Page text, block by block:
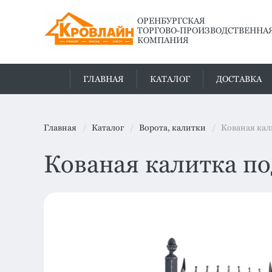
ОРЕНБУРГСКАЯ
ТОРГОВО-
КОМПАНИЯ
ГЛАВНАЯ КАТАЛОГ ДОСТАВКА
Главная Каталог Ворота, калитки Кованая
Кованая калитка